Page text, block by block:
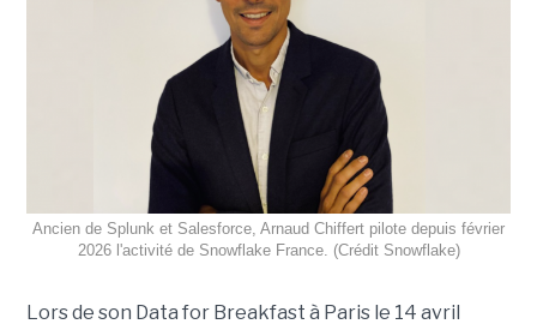
Ancien de Splunk et Salesforce, Arnaud Chiffert pilote depuis février
2026 l'activité de Snowflake France. (Crédit Snowflake)
Lors de son Data for Breakfast à Paris le 14 avril